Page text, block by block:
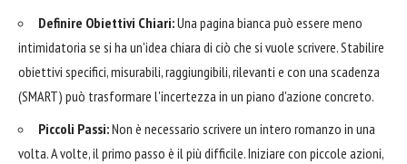
Definire Obiettivi Chiari:Una pagina bianca può essere meno
intimidatoria se si ha un'idea chiara di ciò che si vuole scrivere. Stabilire
obiettivi specifici, misurabili, raggiungibili, rilevanti e con una scadenza
(SMART) può trasformare l'incertezza in un piano d'azione concreto.
Piccoli Passi:Non è necessario scrivere un intero romanzo in una
volta. A volte, il primo passo è il più difficile. Iniziare con piccole azioni,